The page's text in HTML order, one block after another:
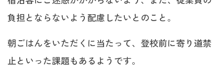
負担とならないよう配慮したいとのこと。
朝ごはんをいただくに当たって、登校前に寄り道禁
止といった課題もあるようです。